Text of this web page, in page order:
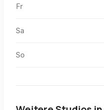
Fr
Sa
So